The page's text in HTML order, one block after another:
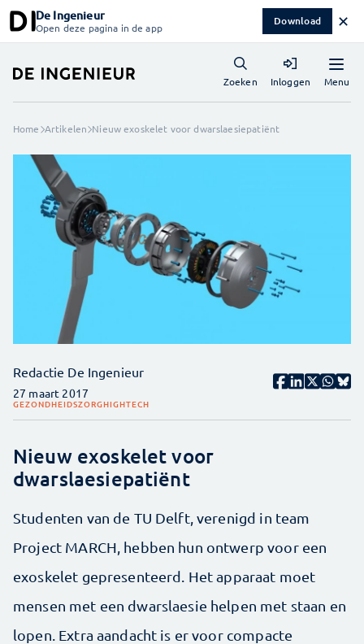
De Ingenieur
Open deze pagina in de app Download ✕
Menu
Zoeken Inloggen
Home Artikelen Nieuw exoskelet voor dwarslaesiepatiënt
Redactie De Ingenieur
27 maart 2017
GEZONDHEIDSZORGHIGHTECH
Nieuw exoskelet voor
dwarslaesiepatiënt
Studenten van de TU Delft, verenigd in team
Project MARCH, hebben hun ontwerp voor een
exoskelet gepresenteerd. Het apparaat moet
mensen met een dwarslaesie helpen met staan en
lopen. Extra aandacht is er voor compacte